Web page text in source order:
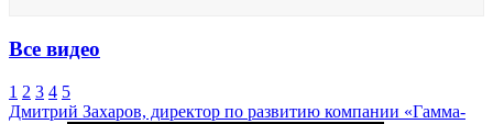
Все видео
1 2 3 4 5
Дмитрий Захаров, директор по развитию компании «Гамма-